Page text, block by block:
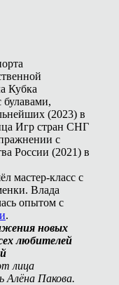
Кубка
(2023) в
Игр стран СНГ
с
России (2021) в
мастер-класс с
Влада
опытом с
.
новых
любителей
лица
Алёна Пакова.